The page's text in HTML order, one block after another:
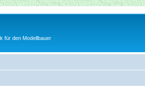
für den Modellbauer